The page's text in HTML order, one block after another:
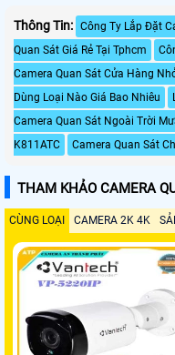
Thông Tin: Công Ty Lắp Đặt
Quan Sát Giá Rẻ Tại Tphcm
Camera Quan Sát Cửa Hàng
Dùng Loại Nào Giá Bao Nhiêu
Camera Quan Sát Ngoài Trời
K811ATC
Camera Quan Sát
THAM KHẢO CAMERA
CÙNG LOẠI CAMERA 2K 4K